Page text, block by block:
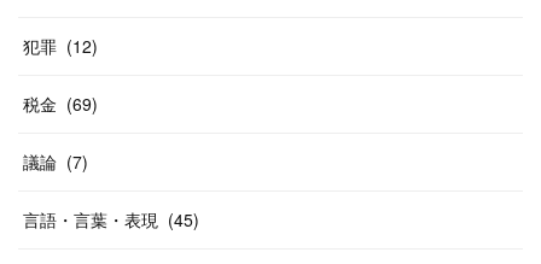
犯罪 (12)
税金 (69)
議論 (7)
言語・言葉・表現 (45)